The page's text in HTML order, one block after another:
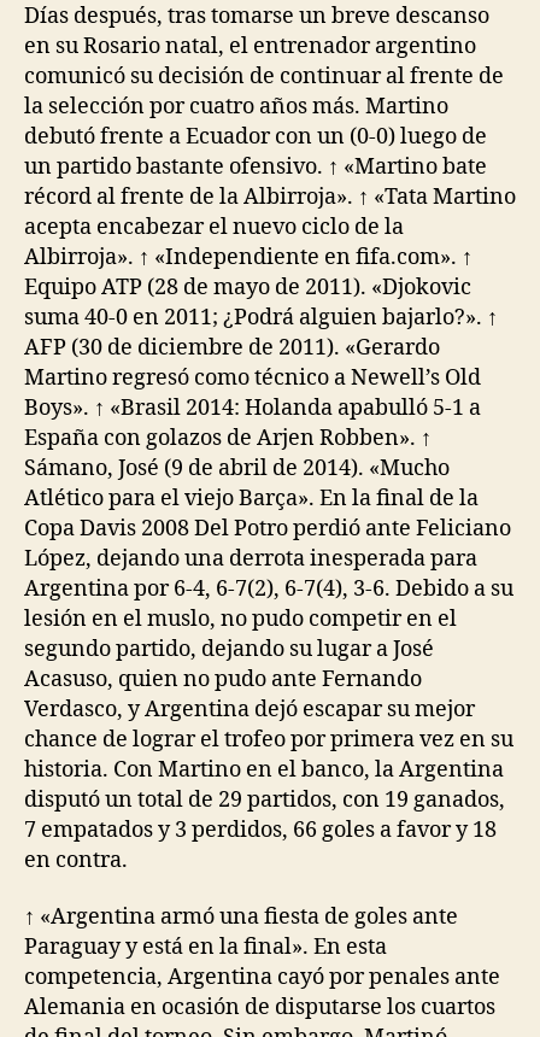
Días después, tras tomarse un breve descanso
en su Rosario natal, el entrenador argentino
comunicó su decisión de continuar al frente de
la selección por cuatro años más. Martino
debutó frente a Ecuador con un (0-0) luego de
un partido bastante ofensivo. ↑ «Martino bate
récord al frente de la Albirroja». ↑ «Tata Martino
acepta encabezar el nuevo ciclo de la
Albirroja». ↑ «Independiente en fifa.com». ↑
Equipo ATP (28 de mayo de 2011). «Djokovic
suma 40-0 en 2011; ¿Podrá alguien bajarlo?». ↑
AFP (30 de diciembre de 2011). «Gerardo
Martino regresó como técnico a Newell’s Old
Boys». ↑ «Brasil 2014: Holanda apabulló 5-1 a
España con golazos de Arjen Robben». ↑
Sámano, José (9 de abril de 2014). «Mucho
Atlético para el viejo Barça». En la final de la
Copa Davis 2008 Del Potro perdió ante Feliciano
López, dejando una derrota inesperada para
Argentina por 6-4, 6-7(2), 6-7(4), 3-6. Debido a su
lesión en el muslo, no pudo competir en el
segundo partido, dejando su lugar a José
Acasuso, quien no pudo ante Fernando
Verdasco, y Argentina dejó escapar su mejor
chance de lograr el trofeo por primera vez en su
historia. Con Martino en el banco, la Argentina
disputó un total de 29 partidos, con 19 ganados,
7 empatados y 3 perdidos, 66 goles a favor y 18
en contra.
↑ «Argentina armó una fiesta de goles ante
Paraguay y está en la final». En esta
competencia, Argentina cayó por penales ante
Alemania en ocasión de disputarse los cuartos